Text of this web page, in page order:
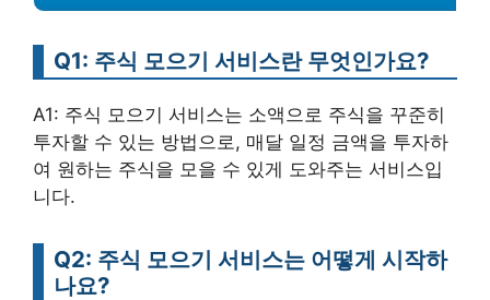
Q1: 주식 모으기 서비스란 무엇인가요?
A1: 주식 모으기 서비스는 소액으로 주식을 꾸준히
투자할 수 있는 방법으로, 매달 일정 금액을 투자하
여 원하는 주식을 모을 수 있게 도와주는 서비스입
니다.
Q2: 주식 모으기 서비스는 어떻게 시작하
나요?